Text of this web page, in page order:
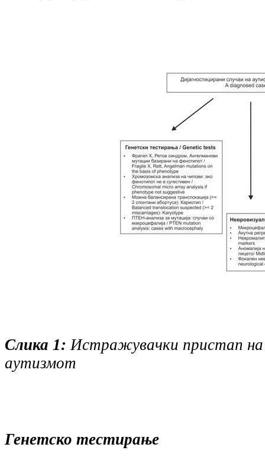
Слика 1:Истражувачки пристап на
аутизмот
Генетско тестирање